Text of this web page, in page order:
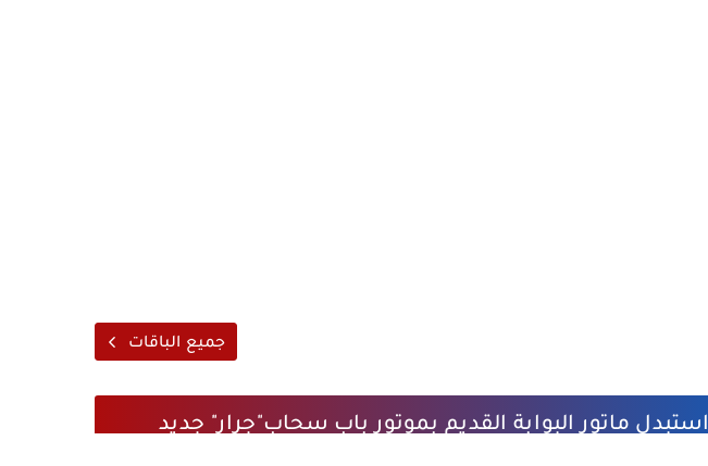
جميع الباقات
استبدل ماتور البوابة القديم بموتور باب سحاب"جرار" جديد